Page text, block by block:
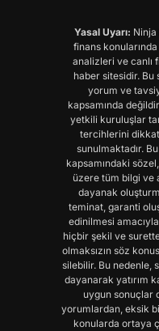
Yasal Uyarı: Ninja
finans
analizleri ve canlı
haber sitesidir. Bu
yorum ve
kapsamında
yetkili kuruluşlar
tercihlerini
sunulmaktadır.
kapsamındaki
üzere tüm bilgi ve
dayanak
teminat, garanti
edinilmesi
hiçbir şekil ve
olmaksızın söz
silebilir. Bu nedenle,
dayanarak yatırım
uygun sonuçlar
yorumlardan, eksik
konularda ortaya